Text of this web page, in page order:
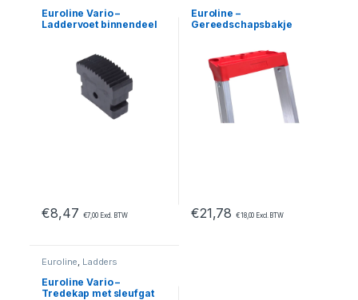
Euroline Vario –
Laddervoet binnendeel
€8,47 €7,00Excl. BTW
Euroline –
Gereedschapsbakje
€21,78 €18,00 Excl. BTW
Euroline, Ladders
Euroline Vario –
Tredekap met sleufgat